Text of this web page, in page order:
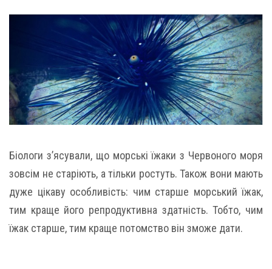
Біологи з’ясували, що морські їжаки з Червоного моря
зовсім не старіють, а тільки ростуть. Також вони мають
дуже цікаву особливість: чим старше морський їжак,
тим краще його репродуктивна здатність. Тобто, чим
їжак старше, тим краще потомство він зможе дати.